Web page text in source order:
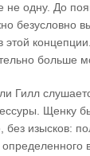
одну. До
безусловно
этой
больше
Гилл
Щенку
без изысков: